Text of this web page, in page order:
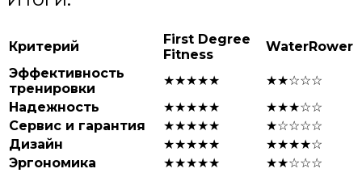
Критерий
First Degree
Fitness
WaterRower
Эффективность
тренировки
★★★★★
★★☆☆☆
Надежность
★★★★★
★★★☆☆
Сервис и гарантия
★★★★★
★☆☆☆☆
Дизайн
★★★★★
★★★★☆
Эргономика
★★★★★
★★☆☆☆